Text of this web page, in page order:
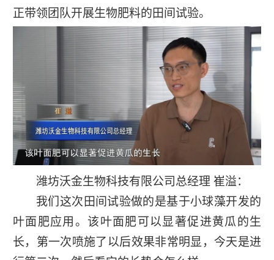
正带领团队开展生物肥料的田间试验。
潍坊沃金生物科技有限公司总经理 崔溢：
我们这次田间试验做的是基于小球藻开发的
叶面肥应用。该叶面肥可以显著促进黄瓜的生
长，第一次喷施了以后效果非常明显，今天是进